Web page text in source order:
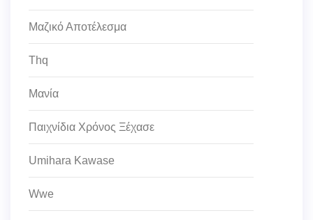
Μαζικό Αποτέλεσμα
Thq
Μανία
Παιχνίδια Χρόνος Ξέχασε
Umihara Kawase
Wwe